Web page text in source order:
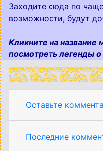
Заходите сюда по
возможности, будут
Кликните на название
посмотреть легенды
Оставьте
Последние